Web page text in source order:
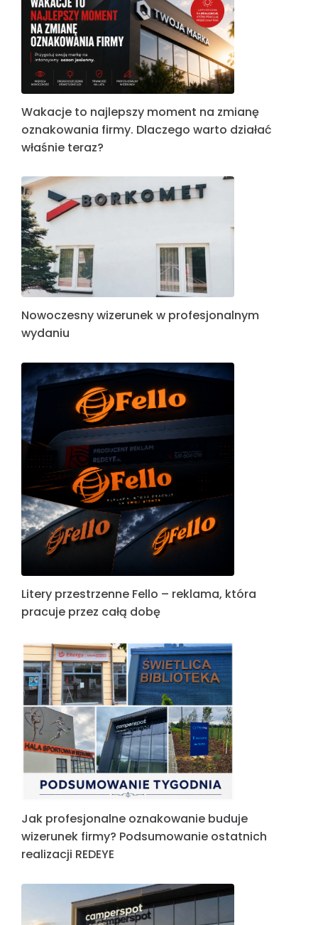
Wakacje to najlepszy moment na zmianę
oznakowania firmy. Dlaczego warto działać
właśnie teraz?
Nowoczesny wizerunek w profesjonalnym
wydaniu
Litery przestrzenne Fello – reklama, która
pracuje przez całą dobę
Jak profesjonalne oznakowanie buduje
wizerunek firmy? Podsumowanie ostatnich
realizacji REDEYE